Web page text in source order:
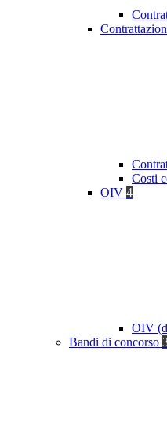
Costi
OIV 4
OIV
Bandi di concorso